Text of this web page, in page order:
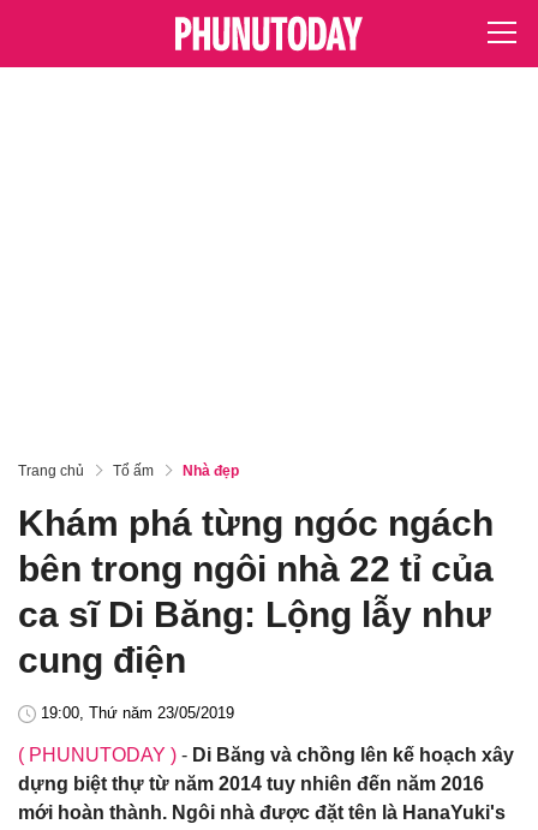
Trang chủ Tổ ấm Nhà đẹp
Khám phá từng ngóc ngách
bên trong ngôi nhà 22 tỉ của
ca sĩ Di Băng: Lộng lẫy như
cung điện
19:00, Thứ năm 23/05/2019
( PHUNUTODAY ) - Di Băng và chồng lên kế hoạch xây
dựng biệt thự từ năm 2014 tuy nhiên đến năm 2016
mới hoàn thành. Ngôi nhà được đặt tên là HanaYuki's